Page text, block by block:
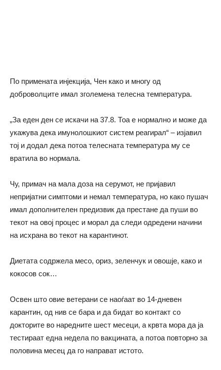
По примената инјекција, Чен како и многу од
доброволците имал зголемена телесна температура.
„За еден ден се искачи на 37.8. Тоа е нормално и може да
укажува дека имунолошкиот систем реагирал“ – изјавил
тој и додал дека потоа телесната температура му се
вратила во нормала.
Чу, примач на мала доза на серумот, не пријавил
непријатни симптоми и немал температура, но како пушач
имал дополнителен предизвик да престане да пуши во
текот на овој процес и морал да следи одредени начини
на исхрана во текот на карантинот.
Диетата содржела месо, ориз, зеленчук и овошје, како и
кокосов сок…
Освен што овие ветерани се наоѓаат во 14-дневен
карантин, од нив се бара и да бидат во контакт со
докторите во наредните шест месеци, а крвта мора да ја
тестираат една недела по вакцината, а потоа повторно за
половина месец да го направат истото.